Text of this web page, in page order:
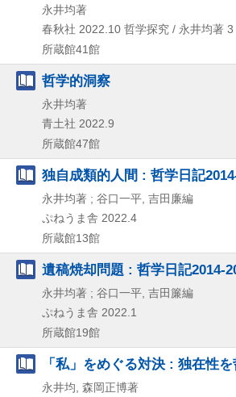
永井均著
春秋社 2022.10 哲学探究 / 永井均著 3
所蔵館41館
哲学的洞察
永井均著
青土社 2022.9
所蔵館47館
独自成類的人間 : 哲学日記
永井均著 ; 谷口一平, 吉田廉編
ぷねうま舎 2022.4
所蔵館13館
遺稿焼却問題 : 哲学日記2014-
永井均著 ; 谷口一平, 吉田簾編
ぷねうま舎 2022.1
所蔵館19館
「私」をめぐる対決 : 独在性
永井均, 森岡正博著